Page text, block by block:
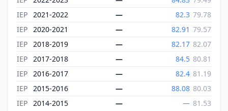
IEP 2021-2022 — 82.3 79.78
IEP 2020-2021 — 82.91 79.57
IEP 2018-2019 — 82.17 82.07
IEP 2017-2018 — 84.5 80.81
IEP 2016-2017 — 82.4 81.19
IEP 2015-2016 — 88.08 80.03
IEP 2014-2015 — — 81.53